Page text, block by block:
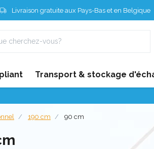
Livraison gratuite aux Pays-Bas et en Belgique
Transport & stockage
190 cm 90 cm